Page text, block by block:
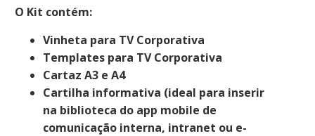
O Kit contém:
Vinheta para TV Corporativa
Templates para TV Corporativa
Cartaz A3 e A4
Cartilha informativa (ideal para inserir
na biblioteca do app mobile de
comunicação interna, intranet ou e-